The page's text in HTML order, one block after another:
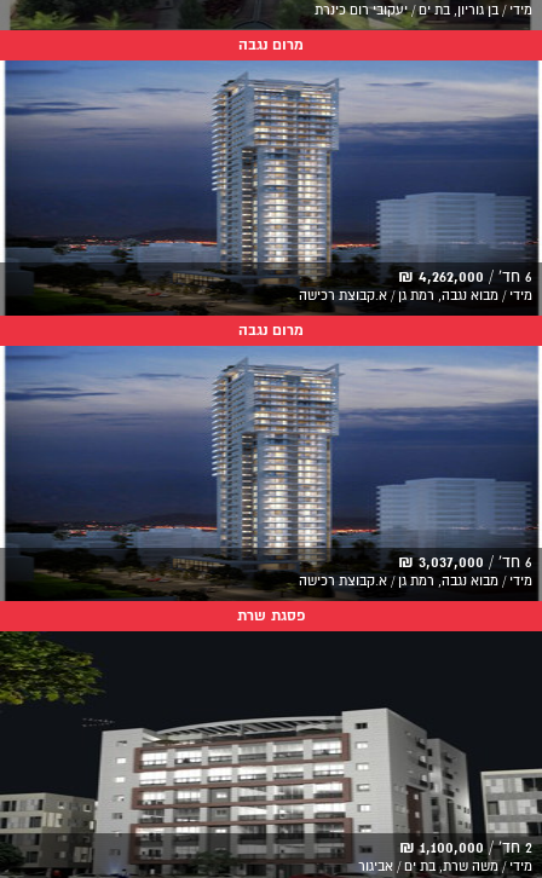
מידי / בן גוריון, בת ים / יעקובי רום כינרת
מרום נגבה
6 חד' / 4,262,000 ₪
מידי / מבוא נגבה, רמת גן / א.קבוצת רכישה
מרום נגבה
6 חד' / 3,037,000 ₪
מידי / מבוא נגבה, רמת גן / א.קבוצת רכישה
פסגת שרת
2 חד' / 1,100,000 ₪
מידי / משה שרת, בת ים / אביגור